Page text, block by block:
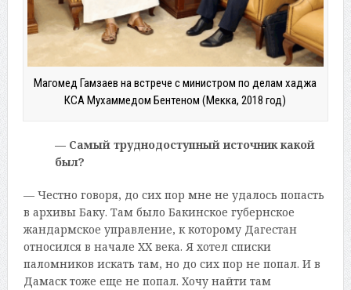
Магомед Гамзаев на встрече с министром по делам хаджа
КСА Мухаммедом Бентеном (Мекка, 2018 год)
— Самый труднодоступный источник какой
был?
— Честно говоря, до сих пор мне не удалось попасть
в архивы Баку. Там было Бакинское губернское
жандармское управление, к которому Дагестан
относился в начале ХХ века. Я хотел списки
паломников искать там, но до сих пор не попал. И в
Дамаск тоже еще не попал. Хочу найти там